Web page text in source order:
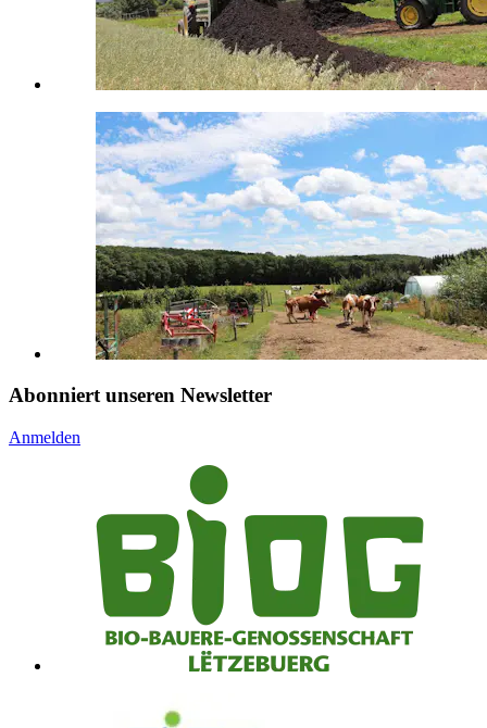
Abonniert unseren Newsletter
Anmelden